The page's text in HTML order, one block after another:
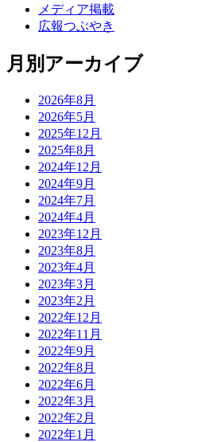
メディア掲載
広報つぶやき
月別アーカイブ
2026年8月
2026年5月
2025年12月
2025年8月
2024年12月
2024年9月
2024年7月
2024年4月
2023年12月
2023年8月
2023年4月
2023年3月
2023年2月
2022年12月
2022年11月
2022年9月
2022年8月
2022年6月
2022年3月
2022年2月
2022年1月